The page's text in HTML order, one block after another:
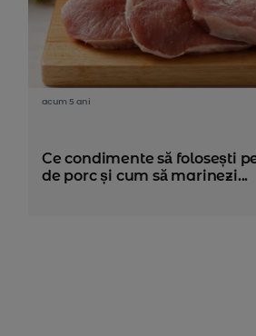
acum 5 ani
Ce condimente să folosești
de porc și cum să marinezi...